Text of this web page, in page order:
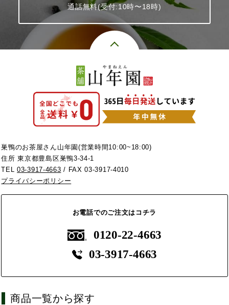
通話無料(受付:10時〜18時)
巣鴨のお茶屋さん山年園(営業時間10:00~18:00)
住所 東京都豊島区巣鴨3-34-1
TEL03-3917-4663 / FAX 03-3917-4010
プライバシーポリシー
お電話でのご注文はコチラ
0120-22-4663
03-3917-4663
商品一覧から探す